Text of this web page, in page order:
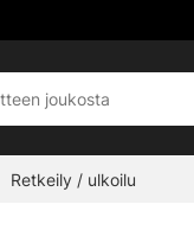
Retkeily / ulkoilu